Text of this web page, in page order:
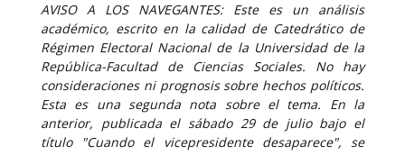
AVISO A LOS NAVEGANTES: Este es un análisis
académico, escrito en la calidad de Catedrático de
Régimen Electoral Nacional de la Universidad de la
República-Facultad de Ciencias Sociales. No hay
consideraciones ni prognosis sobre hechos políticos.
Esta es una segunda nota sobre el tema. En la
anterior, publicada el sábado 29 de julio bajo el
título "Cuando el vicepresidente desaparece", se